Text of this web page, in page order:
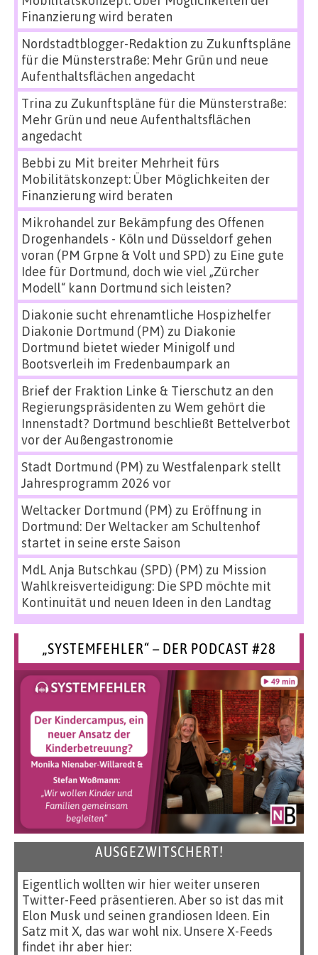
Finanzierung wird beraten
Nordstadtblogger-Redaktion zu Zukunftspläne
für die Münsterstraße: Mehr Grün und neue
Aufenthaltsflächen angedacht
Trina zu Zukunftspläne für die Münsterstraße:
Mehr Grün und neue Aufenthaltsflächen
angedacht
Bebbi zu Mit breiter Mehrheit fürs
Mobilitätskonzept: Über Möglichkeiten der
Finanzierung wird beraten
Mikrohandel zur Bekämpfung des Offenen
Drogenhandels - Köln und Düsseldorf gehen
voran (PM Grpne & Volt und SPD) zu Eine gute
Idee für Dortmund, doch wie viel „Zürcher
Modell“ kann Dortmund sich leisten?
Diakonie sucht ehrenamtliche Hospizhelfer
Diakonie Dortmund (PM) zu Diakonie
Dortmund bietet wieder Minigolf und
Bootsverleih im Fredenbaumpark an
Brief der Fraktion Linke & Tierschutz an den
Regierungspräsidenten zu Wem gehört die
Innenstadt? Dortmund beschließt Bettelverbot
vor der Außengastronomie
Stadt Dortmund (PM) zu Westfalenpark stellt
Jahresprogramm 2026 vor
Weltacker Dortmund (PM) zu Eröffnung in
Dortmund: Der Weltacker am Schultenhof
startet in seine erste Saison
MdL Anja Butschkau (SPD) (PM) zu Mission
Wahlkreisverteidigung: Die SPD möchte mit
Kontinuität und neuen Ideen in den Landtag
„SYSTEMFEHLER“ – DER PODCAST #28
AUSGEZWITSCHERT!
Eigentlich wollten wir hier weiter unseren
Twitter-Feed präsentieren. Aber so ist das mit
Elon Musk und seinen grandiosen Ideen. Ein
Satz mit X, das war wohl nix. Unsere X-Feeds
findet ihr aber hier: